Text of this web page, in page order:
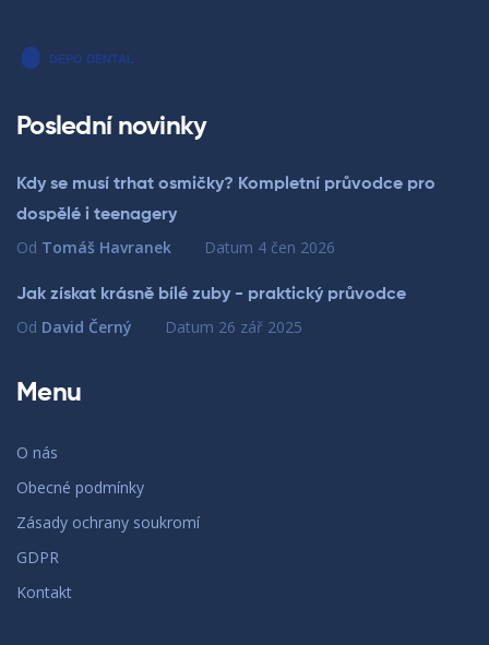
Poslední novinky
Kdy se musí trhat osmičky? Kompletní průvodce pro
dospělé i teenagery
Od Tomáš Havranek Datum 4 čen 2026
Jak získat krásně bílé zuby - praktický průvodce
Od David Černý Datum 26 zář 2025
Menu
O nás
Obecné podmínky
Zásady ochrany soukromí
GDPR
Kontakt